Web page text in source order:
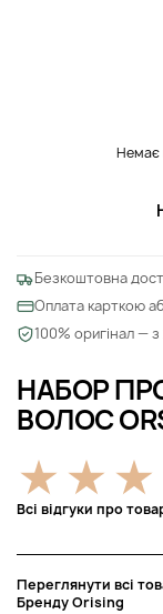
НАБОР
ВОЛОС
Всі відгуки про
Переглянути всі
Бренду Orising
Немає
Безкоштовна
Оплата карткою
100% оригінал —